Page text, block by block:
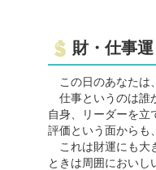
財・仕事運
この日のあなたは
仕事というのは誰
自身、リーダーを立
評価という面からも
これは財運にも大
ときは周囲においし